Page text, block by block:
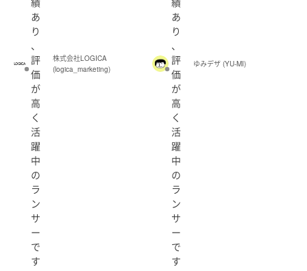
あ
り
、
評
価
が
高
く
活
躍
中
の
ラ
ン
サ
ー
で
す
株式会社LOGICA
(logica_marketing)
あ
り
、
評
価
が
高
く
活
躍
中
の
ラ
ン
サ
ー
で
す
ゆみデザ (YU-MI)